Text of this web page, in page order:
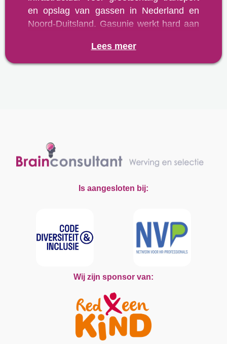
en opslag van gassen in Nederland en
Noord-Duitsland. Gasunie werkt hard aan
energievoorziening. Denk aan het
investeren in nieuwe transportnetwerken
Daarbij is de aardgasmarkt momenteel
volop in beweging. Denk hierbij aan het
recente wegvallen van de aanvoer van
ontwikkeling van nieuwe LNG-projecten
Lees meer
Is aangesloten bij:
Wij zijn sponsor van: